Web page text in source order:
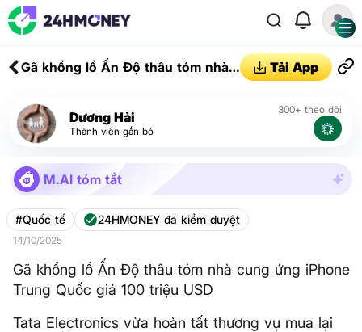
Gã khổng lồ Ấn Độ thâu tóm nhà
100 triệu USD
Tải App
Dương Hải
Thành viên gắn bó
300+ theo dõi
M.AI tóm tắt
#Quốc tế 24HMONEY đã kiểm duyệt
14/10/2025
Gã khổng lồ Ấn Độ thâu tóm nhà cung ứng iPhone
Trung Quốc giá 100 triệu USD
Tata Electronics vừa hoàn tất thương vụ mua lại